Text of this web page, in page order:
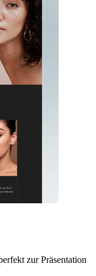
zur Präsentation